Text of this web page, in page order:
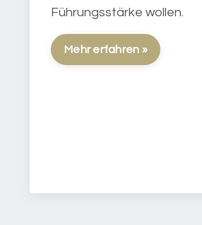
Führungsstärke wollen.
Mehr erfahren »